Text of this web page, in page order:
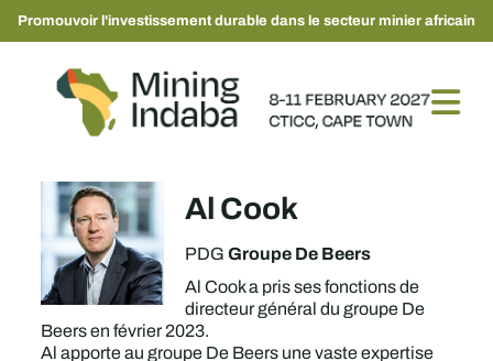
Promouvoir l'investissement durable dans le secteur minier africain
Al Cook
PDGGroupe De Beers
Al Cook a pris ses fonctions de
directeur général du groupe De
Beers en février 2023.
Al apporte au groupe De Beers une vaste expertise